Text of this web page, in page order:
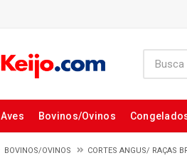
Aves Bovinos/Ovinos
BOVINOS/OVINOS CORTES ANGUS/ RAÇAS